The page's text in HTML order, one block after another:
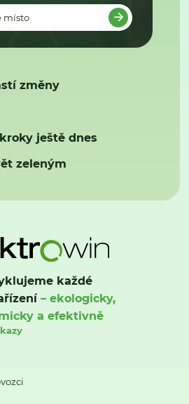
místo
změny
ještě dnes
zeleným
každé
– ekologicky,
a efektivně